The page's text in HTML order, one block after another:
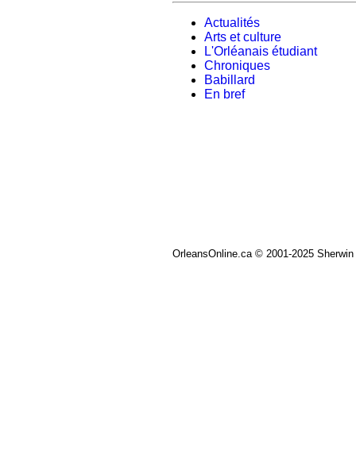
Actualités
Arts et culture
L'Orléanais étudiant
Chroniques
Babillard
En bref
OrleansOnline.ca © 2001-2025